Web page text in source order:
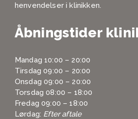
henvendelser i klinikken.
Åbningstider
Mandag 10:00 – 20:00
Tirsdag 09:00 – 20:00
Onsdag 09:00 – 20:00
Torsdag 08:00 – 18:00
Fredag 09:00 – 18:00
Lørdag: Efter aftale